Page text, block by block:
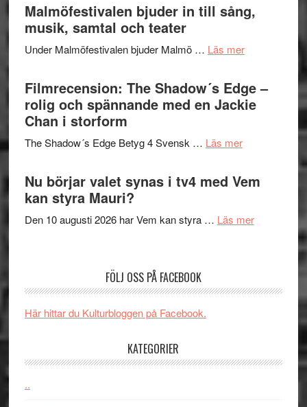
Hannes
Pöntinen
avslutar
Malmöfestivalen bjuder in till sång,
musik, samtal och teater
Under Malmöfestivalen bjuder Malmö … Läs merom
in
till
och
Filmrecension: The Shadow´s Edge –
rolig och spännande med en Jackie
Chan i storform
The Shadow´s Edge Betyg 4 Svensk … Läs merom
Filmrecension:
Shadow
Edge
spännande
Nu börjar valet synas i tv4 med Vem
kan styra Mauri?
Den 10 augusti 2026 har Vem kan styra … Läs merom
kan
FÖLJ OSS PÅ FACEBOOK
Här hittar du Kulturbloggen på Facebook.
KATEGORIER
..